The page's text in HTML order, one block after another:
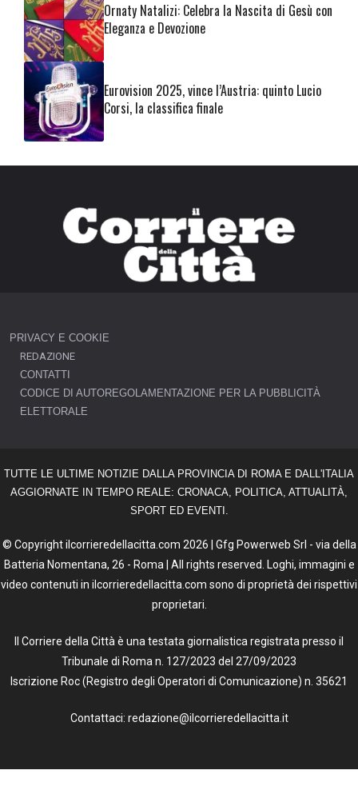
Ornaty Natalizi: Celebra la Nascita di Gesù con
Eleganza e Devozione
Eurovision 2025, vince l’Austria: quinto Lucio
Corsi, la classifica finale
PRIVACY E COOKIE
REDAZIONE
CONTATTI
CODICE DI AUTOREGOLAMENTAZIONE PER LA PUBBLICITÀ
ELETTORALE
TUTTE LE ULTIME NOTIZIE DALLA PROVINCIA DI ROMA E DALL'ITALIA
AGGIORNATE IN TEMPO REALE: CRONACA, POLITICA, ATTUALITÀ,
SPORT ED EVENTI.
© Copyright ilcorrieredellacitta.com 2026 | Gfg Powerweb Srl - via della
Batteria Nomentana, 26 - Roma | All rights reserved. Loghi, immagini e
video contenuti in ilcorrieredellacitta.com sono di proprietà dei rispettivi
proprietari.
Il Corriere della Città è una testata giornalistica registrata presso il
Tribunale di Roma n. 127/2023 del 27/09/2023
Iscrizione Roc (Registro degli Operatori di Comunicazione) n. 35621
Contattaci: redazione@ilcorrieredellacitta.it